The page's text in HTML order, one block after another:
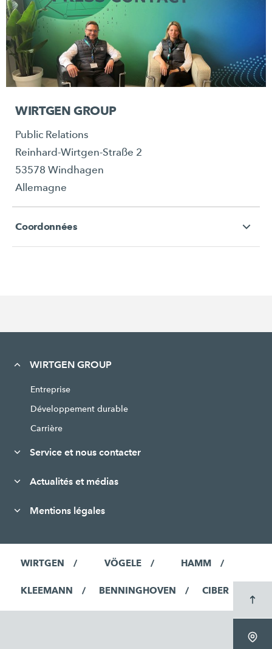
WIRTGEN GROUP
Public Relations
Reinhard-Wirtgen-Straße 2
53578 Windhagen
Allemagne
Coordonnées
WIRTGEN GROUP
Entreprise
Développement durable
Carrière
Service et nous contacter
Actualités et médias
Mentions légales
WIRTGEN VÖGELE HAMM
KLEEMANN BENNINGHOVEN CIBER